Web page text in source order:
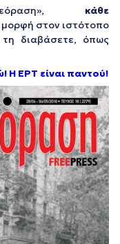
κάθε
στον ιστότοπο
διαβάσετε, όπως
Η ΕΡΤ είναι παντού!